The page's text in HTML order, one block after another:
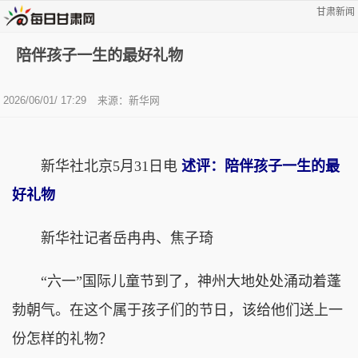
甘肃新闻
陪伴孩子一生的最好礼物
2026/06/01/ 17:29 来源： 新华网
新华社北京5月31日电 述评：陪伴孩子一生的最
好礼物
新华社记者岳冉冉、焦子琦
“六一”国际儿童节到了，神州大地处处涌动着蓬
勃朝气。在这个属于孩子们的节日，该给他们送上一
份怎样的礼物？